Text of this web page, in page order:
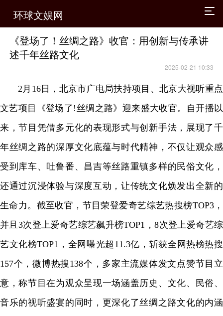
环球文娱网
《登场了！丝绸之路》收官：用创新与传承讲
述千年丝路文化
2025-02-21 10:33
2月16日，北京市广电局扶持项目、北京大视听重点
文艺项目《登场了!丝绸之路》迎来盛大收官。自开播以
来，节目凭借多元化的表现形式与创新手法，展现了千
年丝绸之路的深厚文化底蕴与时代精神，不仅让观众感
受到库车、吐鲁番、昌吉等丝路重镇多样的民俗文化，
还通过沉浸体验与深度互动，让传统文化焕发出全新的
生命力。截至收官，节目荣登爱奇艺综艺热搜榜TOP3，
并且3次登上爱奇艺综艺飙升榜TOP1，8次登上爱奇艺综
艺文化榜TOP1，全网曝光超11.3亿，斩获全网热榜热搜
157个，微博热搜138个，多家主流媒体发文点赞节目立
意，称节目在为观众呈现一场涵盖历史、文化、民俗、
音乐的视听盛宴的同时，更深化了丝绸之路文化的内涵